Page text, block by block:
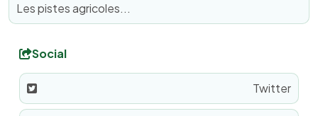
Les pistes agricoles...
Social
Twitter